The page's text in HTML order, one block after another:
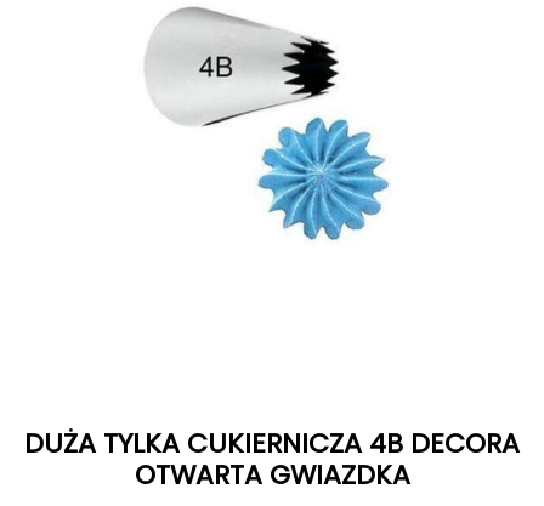
DUŻA TYLKA CUKIERNICZA 4B DECORA
OTWARTA GWIAZDKA